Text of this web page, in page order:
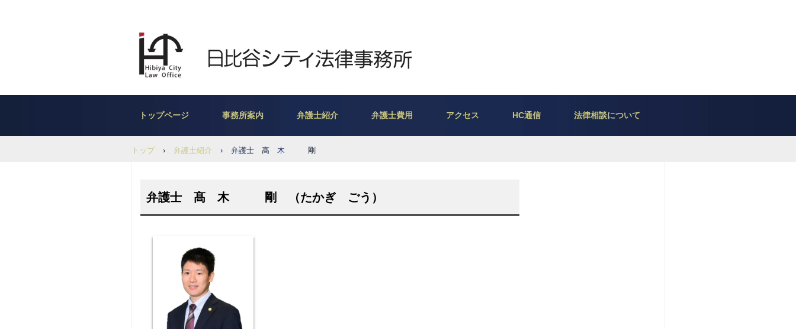
トップページ 事務所案内 弁護士紹介 弁護士費用 アクセス HC通信 法律相談について
トップ › 弁護士紹介 › 弁護士 髙 木 剛
弁護士 髙 木 剛 （たかぎ ごう）